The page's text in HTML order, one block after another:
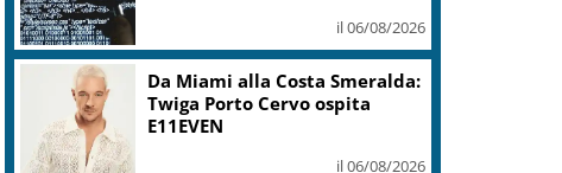
il 06/08/2026
Sogin: in 2025 utile balza oltre
2,5 mln, decommissioning al